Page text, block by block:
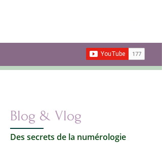
Blog & Vlog
Des secrets de la numérologie